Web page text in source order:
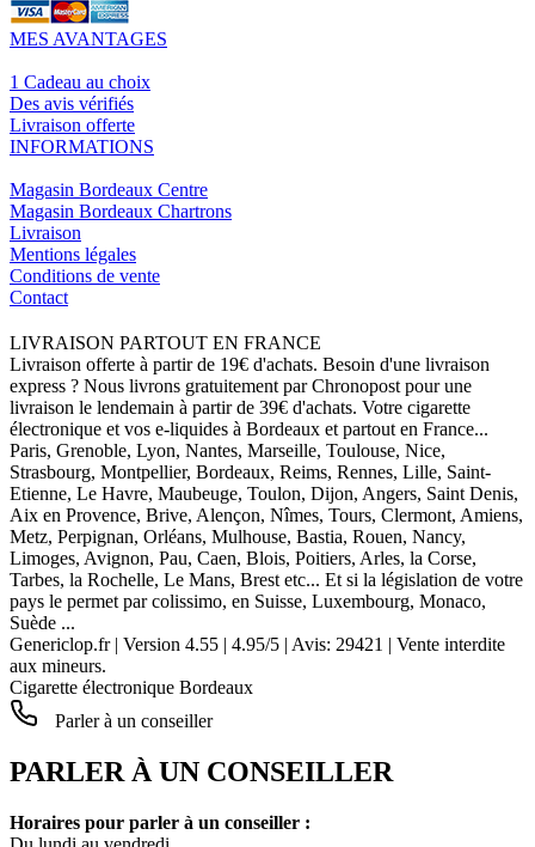
MES AVANTAGES
1 Cadeau au choix
Des avis vérifiés
Livraison offerte
INFORMATIONS
Magasin Bordeaux Centre
Magasin Bordeaux Chartrons
Livraison
Mentions légales
Conditions de vente
Contact
LIVRAISON PARTOUT EN FRANCE
Livraison offerte à partir de 19€ d'achats. Besoin d'une livraison
express ? Nous livrons gratuitement par Chronopost pour une
livraison le lendemain à partir de 39€ d'achats. Votre cigarette
électronique et vos e-liquides à Bordeaux et partout en France...
Paris, Grenoble, Lyon, Nantes, Marseille, Toulouse, Nice,
Strasbourg, Montpellier, Bordeaux, Reims, Rennes, Lille, Saint-
Etienne, Le Havre, Maubeuge, Toulon, Dijon, Angers, Saint Denis,
Aix en Provence, Brive, Alençon, Nîmes, Tours, Clermont, Amiens,
Metz, Perpignan, Orléans, Mulhouse, Bastia, Rouen, Nancy,
Limoges, Avignon, Pau, Caen, Blois, Poitiers, Arles, la Corse,
Tarbes, la Rochelle, Le Mans, Brest etc... Et si la législation de votre
pays le permet par colissimo, en Suisse, Luxembourg, Monaco,
Suède ...
Genericlop.fr| Version 4.55 | 4.95/5 | Avis: 29421 | Vente interdite
aux mineurs.
Cigarette électronique Bordeaux
Parler à un conseiller
PARLER À UN CONSEILLER
Horaires pour parler à un conseiller :